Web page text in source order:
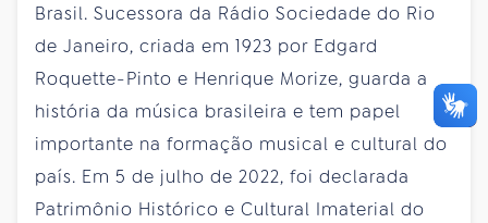
Brasil. Sucessora da Rádio Sociedade do Rio
de Janeiro, criada em 1923 por Edgard
Roquette-Pinto e Henrique Morize, guarda a
história da música brasileira e tem papel
importante na formação musical e cultural do
país. Em 5 de julho de 2022, foi declarada
Patrimônio Histórico e Cultural Imaterial do